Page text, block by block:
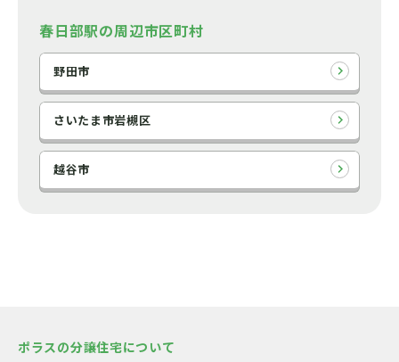
春日部駅の周辺市区町村
野田市
さいたま市岩槻区
越谷市
ポラスの分譲住宅について